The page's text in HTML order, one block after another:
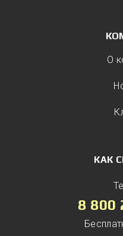
О
КАК
8 800